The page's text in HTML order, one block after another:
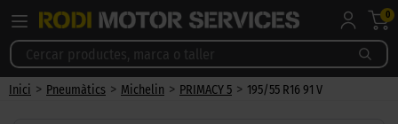
0
Inici > Pneumàtics > Michelin > PRIMACY 5 > 195/55 R16 91 V